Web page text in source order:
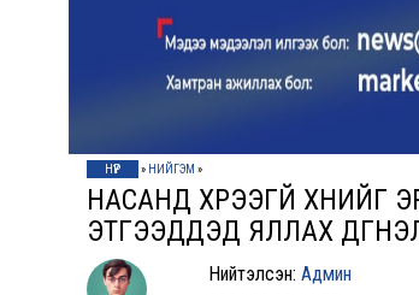
НҮҮР » НИЙГЭМ »
НАСАНД ХҮРЭЭГҮЙ
ЭТГЭЭДҮҮДЭД ЯЛЛАХ
Нийтэлсэн:Админ